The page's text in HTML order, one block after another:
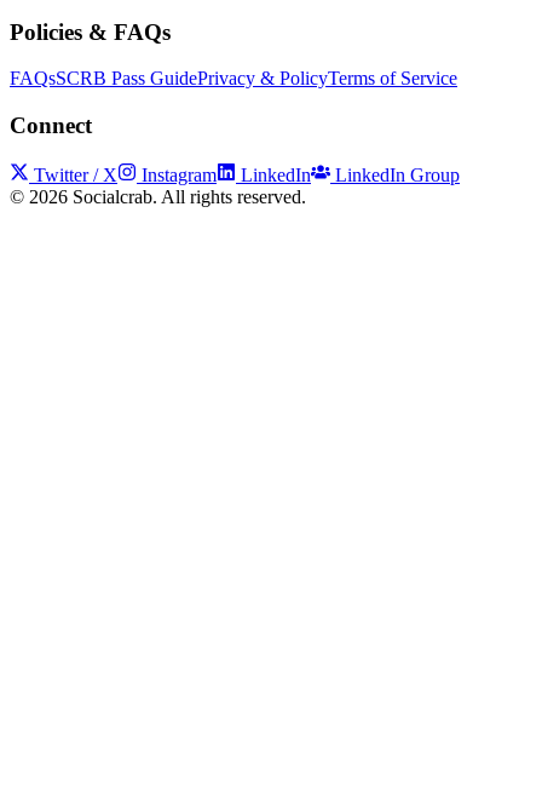
Policies & FAQs
FAQsSCRB Pass GuidePrivacy & PolicyTerms of Service
Connect
Twitter / X Instagram LinkedIn
LinkedIn Group
© 2026 Socialcrab. All rights reserved.